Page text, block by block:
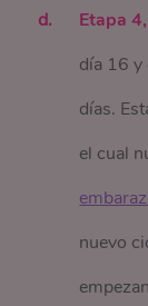
Etapa
día 16 y
días.
el cual
nuevo